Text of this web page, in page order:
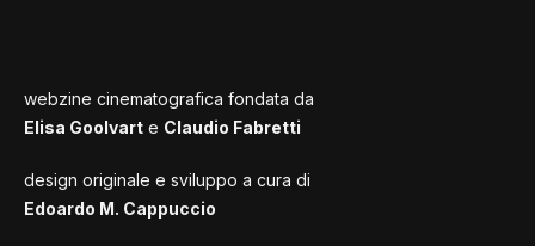
webzine cinematografica fondata da
Elisa Goolvart e Claudio Fabretti
design originale e sviluppo a cura di
Edoardo M. Cappuccio